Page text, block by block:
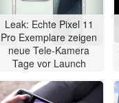
Leak: Echte Pixel 11
Pro Exemplare zeigen
neue Tele-Kamera
Tage vor Launch